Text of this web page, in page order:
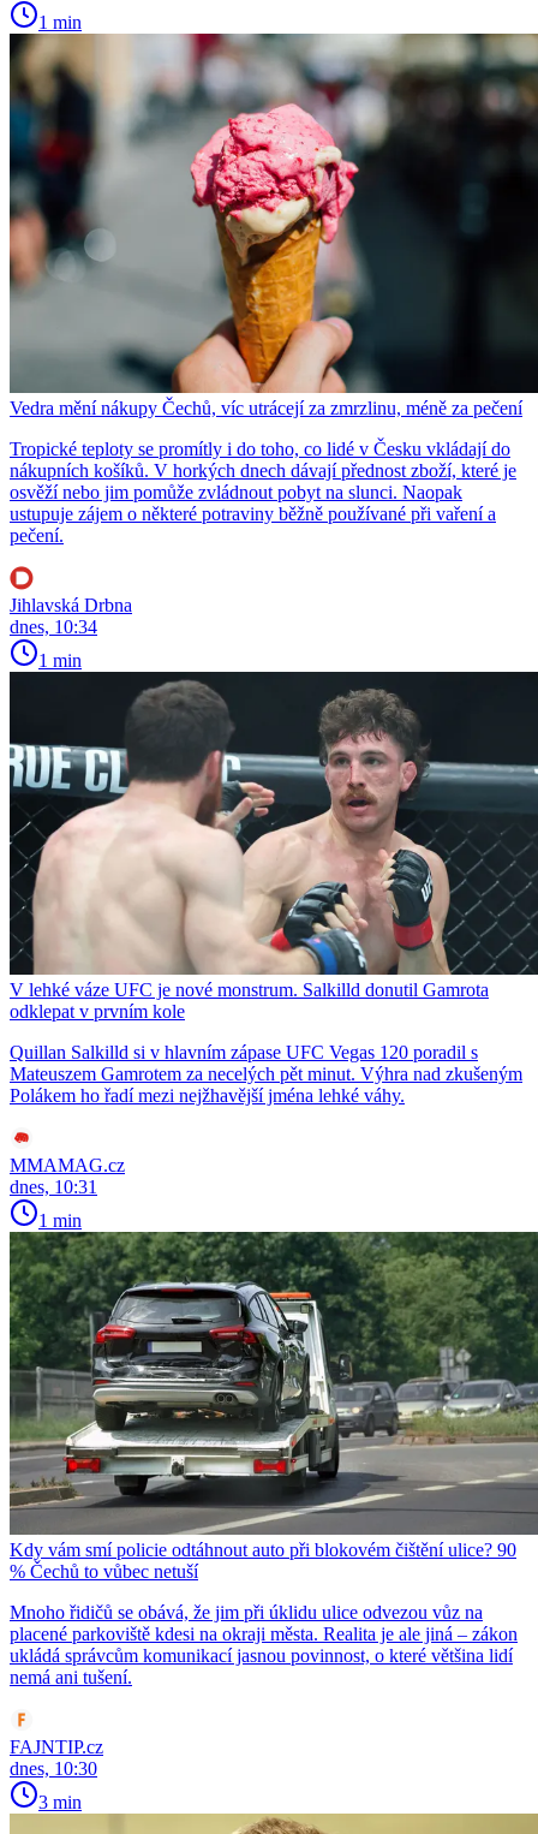
1 min
Vedra mění nákupy Čechů, víc utrácejí za zmrzlinu, méně za pečení
Tropické teploty se promítly i do toho, co lidé v Česku vkládají do
nákupních košíků. V horkých dnech dávají přednost zboží, které je
osvěží nebo jim pomůže zvládnout pobyt na slunci. Naopak
ustupuje zájem o některé potraviny běžně používané při vaření a
pečení.
Jihlavská Drbna
dnes, 10:34
1 min
V lehké váze UFC je nové monstrum. Salkilld donutil Gamrota
odklepat v prvním kole
Quillan Salkilld si v hlavním zápase UFC Vegas 120 poradil s
Mateuszem Gamrotem za necelých pět minut. Výhra nad zkušeným
Polákem ho řadí mezi nejžhavější jména lehké váhy.
MMAMAG.cz
dnes, 10:31
1 min
Kdy vám smí policie odtáhnout auto při blokovém čištění ulice? 90
% Čechů to vůbec netuší
Mnoho řidičů se obává, že jim při úklidu ulice odvezou vůz na
placené parkoviště kdesi na okraji města. Realita je ale jiná – zákon
ukládá správcům komunikací jasnou povinnost, o které většina lidí
nemá ani tušení.
FAJNTIP.cz
dnes, 10:30
3 min